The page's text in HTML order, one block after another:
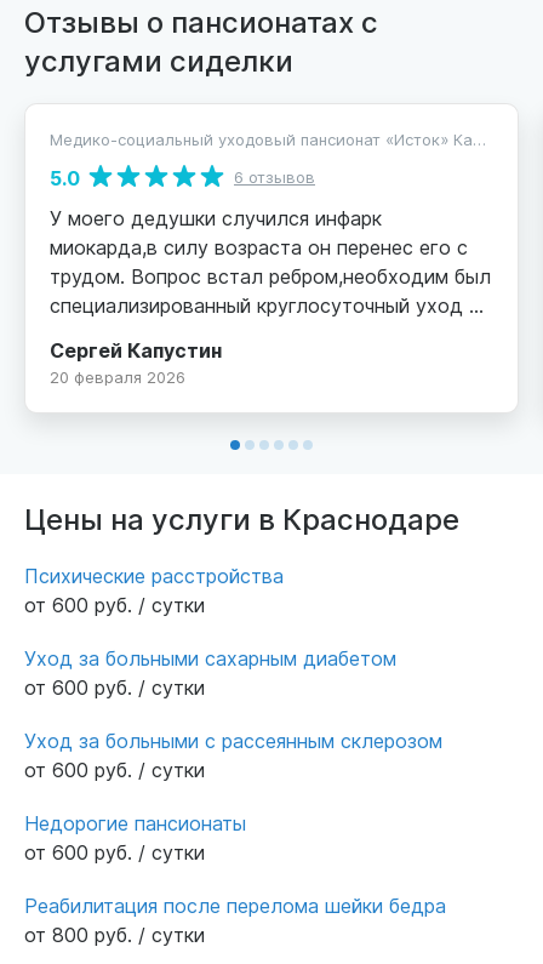
Отзывы о пансионатах с
услугами сиделки
Медико-социальный уходовый пансионат «Исток» Калинина
5.0 6 отзывов
У моего дедушки случился инфарк
миокарда,в силу возраста он перенес его с
трудом. Вопрос встал ребром,необходим был
специализированный круглосуточный уход и
пришлось,пансионат Исток отвечал всем
нашим запросам. Нас прекрасно
комнате. Персонал отлично знает свою
подключились к нашей проблеме. Сейчас
дедушка в безопасности и мы спокойны.
Спасибо администрации и персоналу.
Сергей Капустин
20 февраля 2026
Цены на услуги в Краснодаре
Психические расстройства
от 600 руб. / сутки
Уход за больными сахарным диабетом
от 600 руб. / сутки
Уход за больными с рассеянным склерозом
от 600 руб. / сутки
Недорогие пансионаты
от 600 руб. / сутки
Реабилитация после перелома шейки бедра
от 800 руб. / сутки